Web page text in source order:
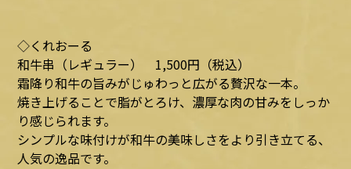
◇くれおーる
和牛串（レギュラー） 1,500円（税込）
霜降り和牛の旨みがじゅわっと広がる贅沢な一本。
焼き上げることで脂がとろけ、濃厚な肉の甘みをしっか
り感じられます。
シンプルな味付けが和牛の美味しさをより引き立てる、
人気の逸品です。